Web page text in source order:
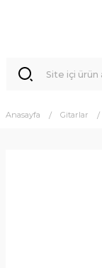
Anasayfa Gitarlar